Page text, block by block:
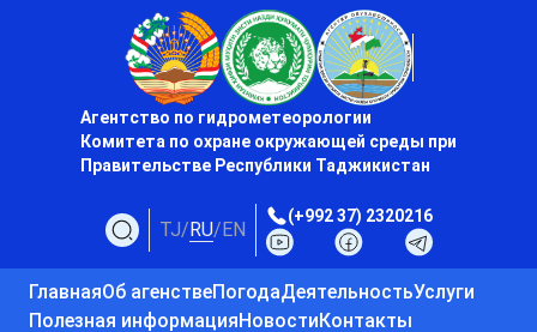
Агентство по гидрометеорологии
Комитета по охране окружающей среды при
Правительстве Республики Таджикистан
TJ/RU/EN
(+992 37) 2320216
ГлавнаяОб агенствеПогодаДеятельностьУслуги
Полезная информацияНовостиКонтакты